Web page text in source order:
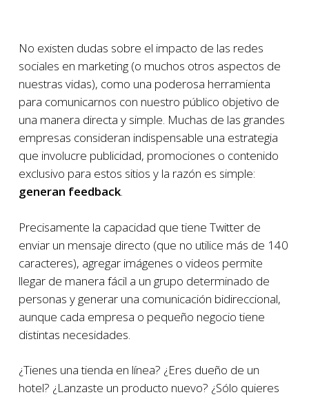
No existen dudas sobre el impacto de las redes
sociales en marketing (o muchos otros aspectos de
nuestras vidas), como una poderosa herramienta
para comunicarnos con nuestro público objetivo de
una manera directa y simple. Muchas de las grandes
empresas consideran indispensable una estrategia
que involucre publicidad, promociones o contenido
exclusivo para estos sitios y la razón es simple:
generan feedback.
Precisamente la capacidad que tiene Twitter de
enviar un mensaje directo (que no utilice más de 140
caracteres), agregar imágenes o videos permite
llegar de manera fácil a un grupo determinado de
personas y generar una comunicación bidireccional,
aunque cada empresa o pequeño negocio tiene
distintas necesidades.
¿Tienes una tienda en línea? ¿Eres dueño de un
hotel? ¿Lanzaste un producto nuevo? ¿Sólo quieres